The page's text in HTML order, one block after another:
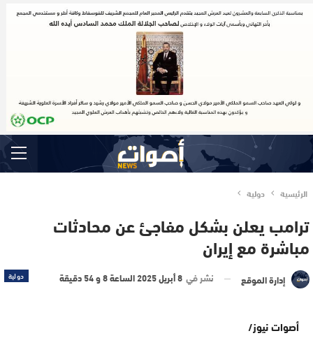
الرئيسية دولية
ترامب يعلن بشكل مفاجئ عن محادثات
مباشرة مع إيران
دولية إدارة الموقع نشر في 8 أبريل 2025 الساعة 8 و 54 دقيقة
أصوات نيوز/